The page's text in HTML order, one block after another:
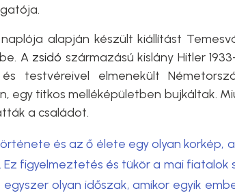
alapján készült kiállítást
A zsidó származású kislány Hitler
testvéreivel elmenekült
egy titkos melléképületben bujkáltak.
a családot.
és az ő élete egy olyan korkép,
figyelmeztetés és tükör a mai fiatalok
olyan időszak, amikor egyik